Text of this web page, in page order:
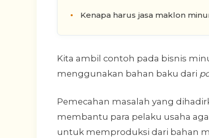
Kenapa harus jasa maklon
Kita ambil contoh pada bisnis
menggunakan bahan baku dari
Pemecahan masalah yang
membantu para pelaku usaha
untuk memproduksi dari bahan